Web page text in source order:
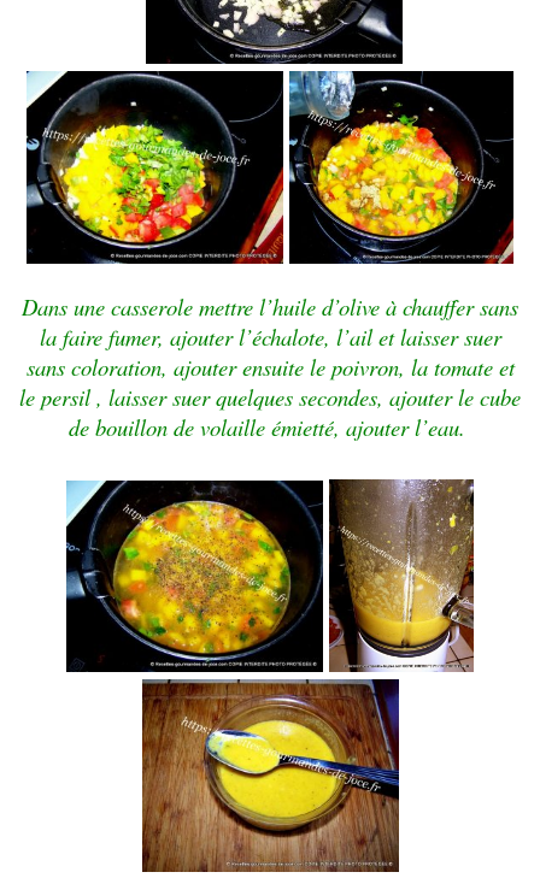
Dans une casserole mettre l’huile d’olive à chauffer sans
la faire fumer, ajouter l’échalote, l’ail et laisser suer
sans coloration, ajouter ensuite le poivron, la tomate et
le persil , laisser suer quelques secondes, ajouter le cube
de bouillon de volaille émietté, ajouter l’eau.